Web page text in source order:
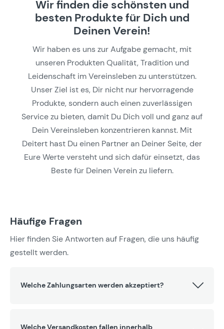
Wir finden die schönsten und
besten Produkte für Dich und
Deinen Verein!
Wir haben es uns zur Aufgabe gemacht, mit
unseren Produkten Qualität, Tradition und
Leidenschaft im Vereinsleben zu unterstützen.
Unser Ziel ist es, Dir nicht nur hervorragende
Produkte, sondern auch einen zuverlässigen
Service zu bieten, damit Du Dich voll und ganz auf
Dein Vereinsleben konzentrieren kannst. Mit
Deitert hast Du einen Partner an Deiner Seite, der
Eure Werte versteht und sich dafür einsetzt, das
Beste für Deinen Verein zu liefern.
Häufige Fragen
Hier finden Sie Antworten auf Fragen, die uns häufig
gestellt werden.
Welche Zahlungsarten werden akzeptiert?
Welche Versandkosten fallen innerhalb